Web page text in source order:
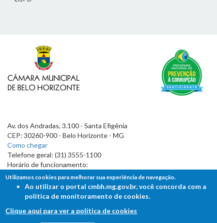
Av. dos Andradas, 3.100 - Santa Efigênia
CEP: 30260-900 - Belo Horizonte - MG
Como chegar
Telefone geral: (31) 3555-1100
Horário de funcionamento:
7h às 19h
Utilizamos cookies para melhorar sua experiência de navegação.
Ao utilizar o portal cmbh.mg.gov.br, você concorda com a
política de monitoramento de cookies.
Clique aqui para ver a política de cookies